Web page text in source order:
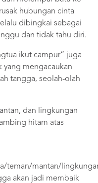
hubungan cinta
dibingkai sebagai
dan tidak tahu diri.
ikut campur” juga
mengacaukan
tangga, seolah-olah
dan lingkungan
hitam atas
teman/mantan/
akan jadi membaik